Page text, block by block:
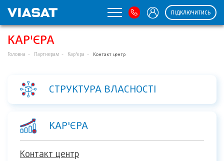
ПІДКЛЮЧИТИСЬ
КАР'ЄРА
Головна Партнерам Кар'єра Контакт центр
СТРУКТУРА ВЛАСНОСТІ
КАР'ЄРА
Контакт центр